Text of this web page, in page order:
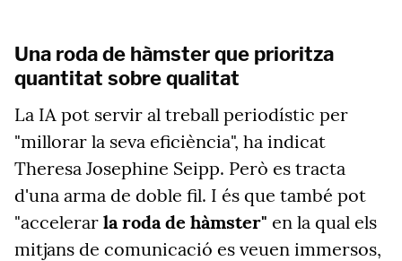
Una roda de hàmster que prioritza
quantitat sobre qualitat
La IA pot servir al treball periodístic per
"millorar la seva eficiència", ha indicat
Theresa Josephine Seipp. Però es tracta
d'una arma de doble fil. I és que també pot
"accelerar la roda de hàmster" en la qual els
mitjans de comunicació es veuen immersos,